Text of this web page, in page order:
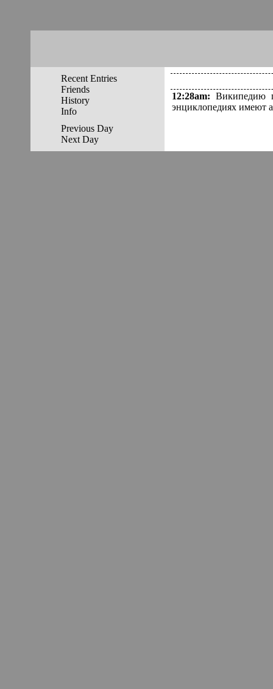
Recent Entries
Friends
History
Info
Previous Day
Next Day
12:28am:Википедию
энциклопедиях имеют